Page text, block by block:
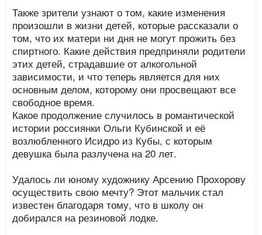
Также зрители узнают о том, какие изменения
произошли в жизни детей, которые рассказали о
том, что их матери ни дня не могут прожить без
спиртного. Какие действия предприняли родители
этих детей, страдавшие от алкогольной
зависимости, и что теперь является для них
основным делом, которому они просвещают все
свободное время.
Какое продолжение случилось в романтической
истории россиянки Ольги Кубинской и её
возлюбленного Исидро из Кубы, с которым
девушка была разлучена на 20 лет.
Удалось ли юному художнику Арсению Прохорову
осуществить свою мечту? Этот мальчик стал
известен благодаря тому, что в школу он
добирался на резиновой лодке.